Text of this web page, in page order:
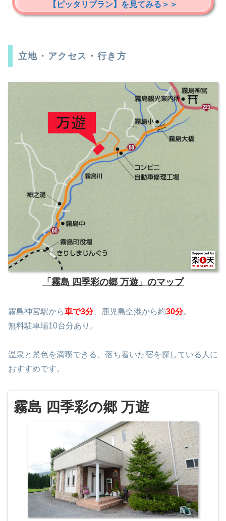
【ピッタリプラン】を見てみる＞＞
立地・アクセス・行き方
「霧島 四季彩の郷 万遊」のマップ
霧島神宮駅から車で3分、鹿児島空港から約30分。
無料駐車場10台分あり。
温泉と景色を満喫できる、落ち着いた宿を探している人に
おすすめです。
霧島 四季彩の郷 万遊